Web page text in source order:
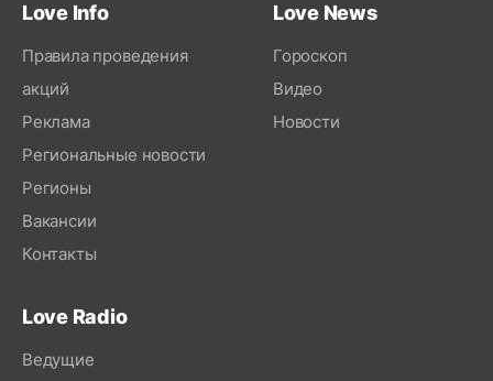
Love Info
Правила проведения
акций
Реклама
Региональные новости
Регионы
Вакансии
Контакты
Love News
Гороскоп
Видео
Новости
Love Radio
Ведущие